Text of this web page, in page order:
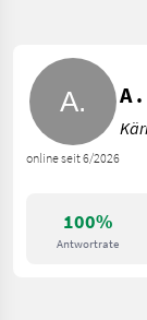
100%
Antwortrate
online seit 6/2026
A .